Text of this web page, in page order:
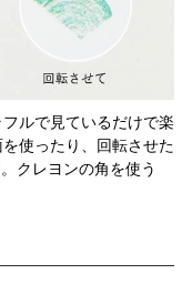
ルで見ているだけで楽
使ったり、回転させた
クレヨンの角を使う